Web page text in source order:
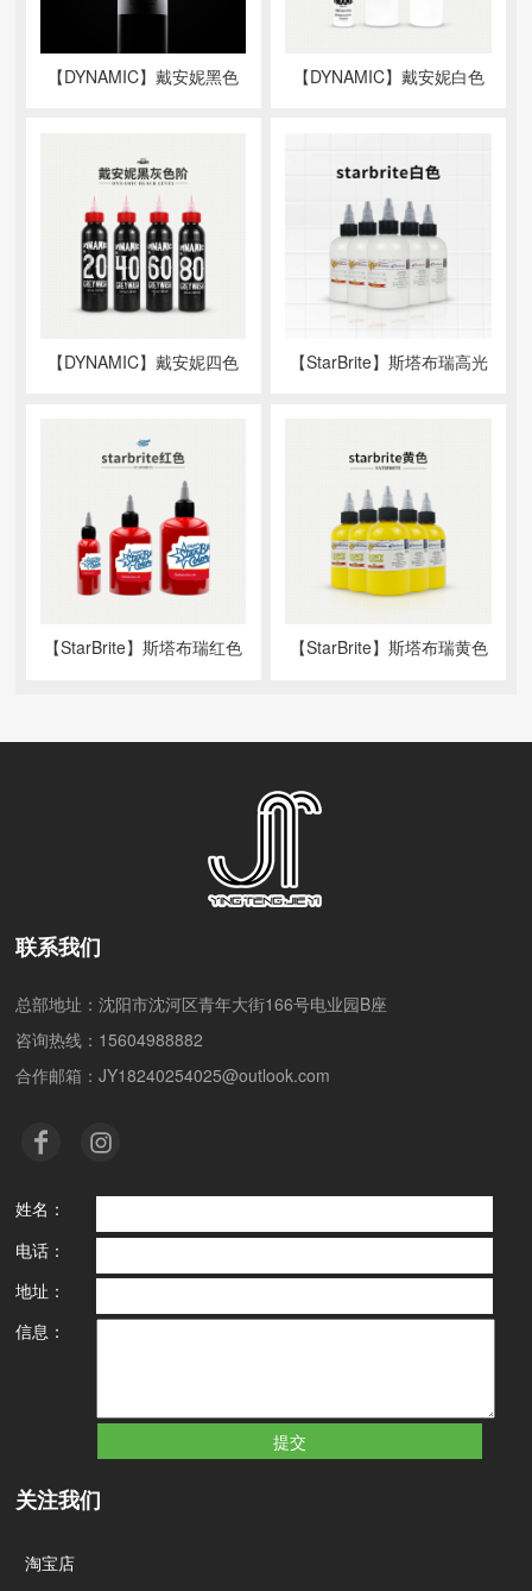
【DYNAMIC】戴安妮黑色 【DYNAMIC】戴安妮白色
【DYNAMIC】戴安妮四色
【StarBrite】斯塔布瑞高光
【StarBrite】斯塔布瑞红色 【StarBrite】斯塔布瑞黄色
联系我们
总部地址：沈阳市沈河区青年大街166号电业园B座
咨询热线：15604988882
合作邮箱：JY18240254025@outlook.com
姓名：
电话：
地址：
信息：
关注我们
淘宝店